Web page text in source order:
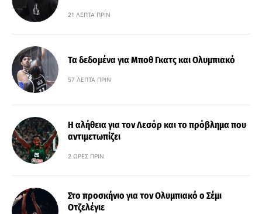
21 ΛΕΠΤΆ ΠΡΙΝ
Τα δεδομένα για Μποθ Γκατς και Ολυμπιακό
57 ΛΕΠΤΆ ΠΡΙΝ
Η αλήθεια για τον Λεσόρ και το πρόβλημα που
αντιμετωπίζει
2 ΏΡΕΣ ΠΡΙΝ
Στο προσκήνιο για τον Ολυμπιακό ο Σέμι
Οτζελέγιε